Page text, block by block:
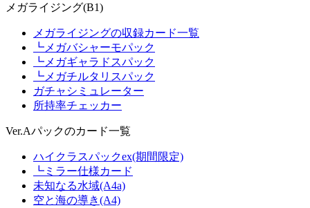
メガライジング(B1)
メガライジングの収録カード一覧
┗メガバシャーモパック
┗メガギャラドスパック
┗メガチルタリスパック
ガチャシミュレーター
所持率チェッカー
Ver.Aパックのカード一覧
ハイクラスパックex(期間限定)
┗ミラー仕様カード
未知なる水域(A4a)
空と海の導き(A4)